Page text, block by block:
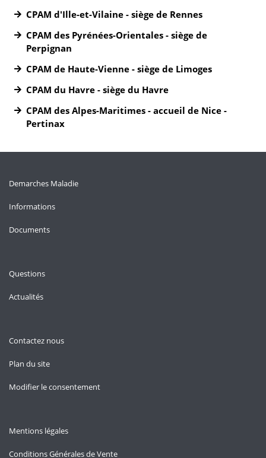
CPAM d'Ille-et-Vilaine - siège de Rennes
CPAM des Pyrénées-Orientales - siège de
Perpignan
CPAM de Haute-Vienne - siège de Limoges
CPAM du Havre - siège du Havre
CPAM des Alpes-Maritimes - accueil de Nice -
Pertinax
Demarches Maladie
Informations
Documents
Questions
Actualités
Contactez nous
Plan du site
Modifier le consentement
Mentions légales
Conditions Générales de Vente